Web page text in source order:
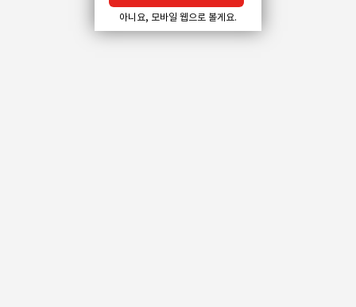
아니요, 모바일 웹으로 볼게요.